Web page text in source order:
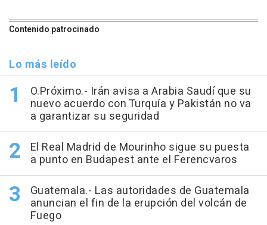
Contenido patrocinado
Lo más leído
O.Próximo.- Irán avisa a Arabia Saudí que su
nuevo acuerdo con Turquía y Pakistán no va
a garantizar su seguridad
El Real Madrid de Mourinho sigue su puesta
a punto en Budapest ante el Ferencvaros
Guatemala.- Las autoridades de Guatemala
anuncian el fin de la erupción del volcán de
Fuego